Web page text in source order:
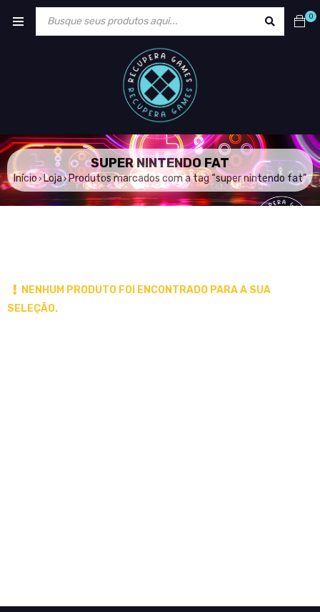
0
SUPER NINTENDO FAT
Início›Loja›Produtos marcados com a tag “super nintendo fat”
NENHUM PRODUTO FOI ENCONTRADO PARA A SUA
SELEÇÃO.